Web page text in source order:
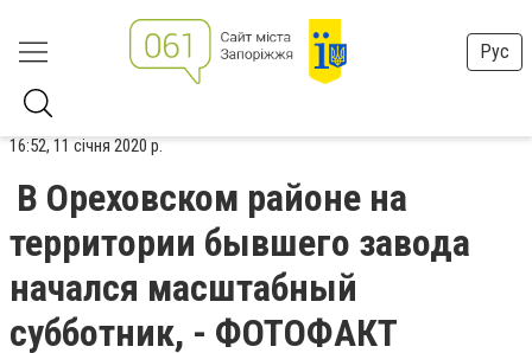
Рус
16:52, 11 січня 2020 р.
В Ореховском районе на
территории бывшего завода
начался масштабный
субботник, - ФОТОФАКТ